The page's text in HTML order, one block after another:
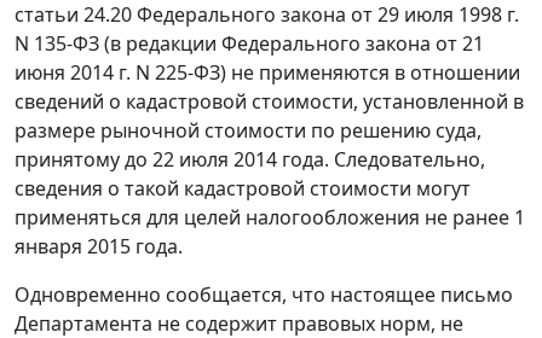
статьи 24.20 Федерального закона от 29 июля 1998 г.
N 135-ФЗ (в редакции Федерального закона от 21
июня 2014 г. N 225-ФЗ) не применяются в отношении
сведений о кадастровой стоимости, установленной в
размере рыночной стоимости по решению суда,
принятому до 22 июля 2014 года. Следовательно,
сведения о такой кадастровой стоимости могут
применяться для целей налогообложения не ранее 1
января 2015 года.
Одновременно сообщается, что настоящее письмо
Департамента не содержит правовых норм, не